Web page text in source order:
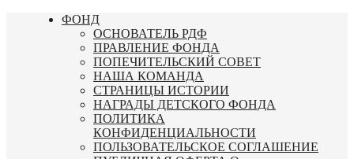
Перейти
ФОНД
ОСНОВАТЕЛЬ РДФ
ПРАВЛЕНИЕ ФОНДА
ПОПЕЧИТЕЛЬСКИЙ СОВЕТ
НАША КОМАНДА
СТРАНИЦЫ ИСТОРИИ
НАГРАДЫ ДЕТСКОГО ФОНДА
ПОЛИТИКА
КОНФИДЕНЦИАЛЬНОСТИ
ПОЛЬЗОВАТЕЛЬСКОЕ СОГЛАШЕНИЕ